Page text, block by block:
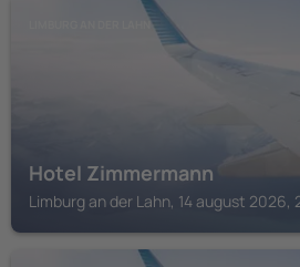
LIMBURG AN DER LAHN
Hotel Zimmermann
Limburg an der Lahn, 14 august 2026,